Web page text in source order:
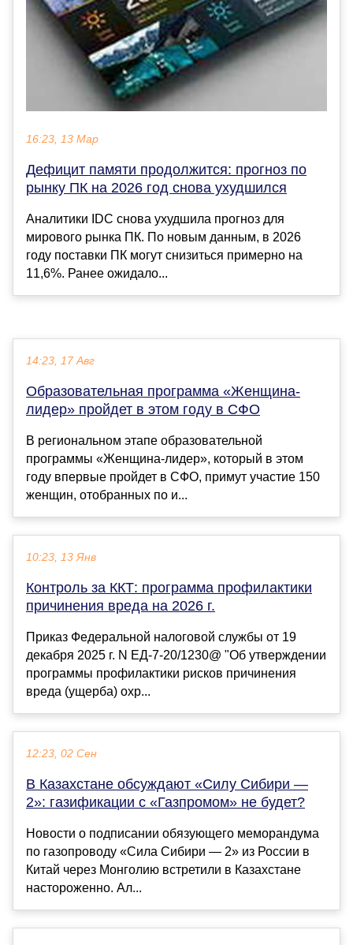
16:23, 13 Мар
Дефицит памяти продолжится: прогноз по
рынку ПК на 2026 год снова ухудшился
Аналитики IDC снова ухудшила прогноз для
мирового рынка ПК. По новым данным, в 2026
году поставки ПК могут снизиться примерно на
11,6%. Ранее ожидало...
14:23, 17 Авг
Образовательная программа «Женщина-
лидер» пройдет в этом году в СФО
В региональном этапе образовательной
программы «Женщина-лидер», который в этом
году впервые пройдет в СФО, примут участие 150
женщин, отобранных по и...
10:23, 13 Янв
Контроль за ККТ: программа профилактики
причинения вреда на 2026 г.
Приказ Федеральной налоговой службы от 19
декабря 2025 г. N ЕД-7-20/1230@ "Об утверждении
программы профилактики рисков причинения
вреда (ущерба) охр...
12:23, 02 Сен
В Казахстане обсуждают «Силу Сибири —
2»: газификации с «Газпромом» не будет?
Новости о подписании обязующего меморандума
по газопроводу «Сила Сибири — 2» из России в
Китай через Монголию встретили в Казахстане
настороженно. Ал...